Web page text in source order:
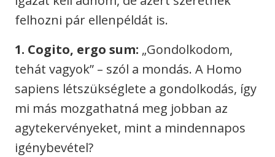
felhozni pár ellenpéldát is.
1. Cogito, ergo sum: „Gondolkodom,
tehát vagyok” – szól a mondás. A Homo
sapiens létszükséglete a gondolkodás, így
mi más mozgathatná meg jobban az
agytekervényeket, mint a mindennapos
igénybevétel?